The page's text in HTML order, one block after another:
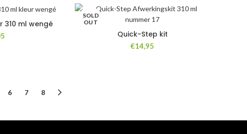
310 ml wengé
SOLD
OUT
Quick-Step kit
€14,95
6 7 8